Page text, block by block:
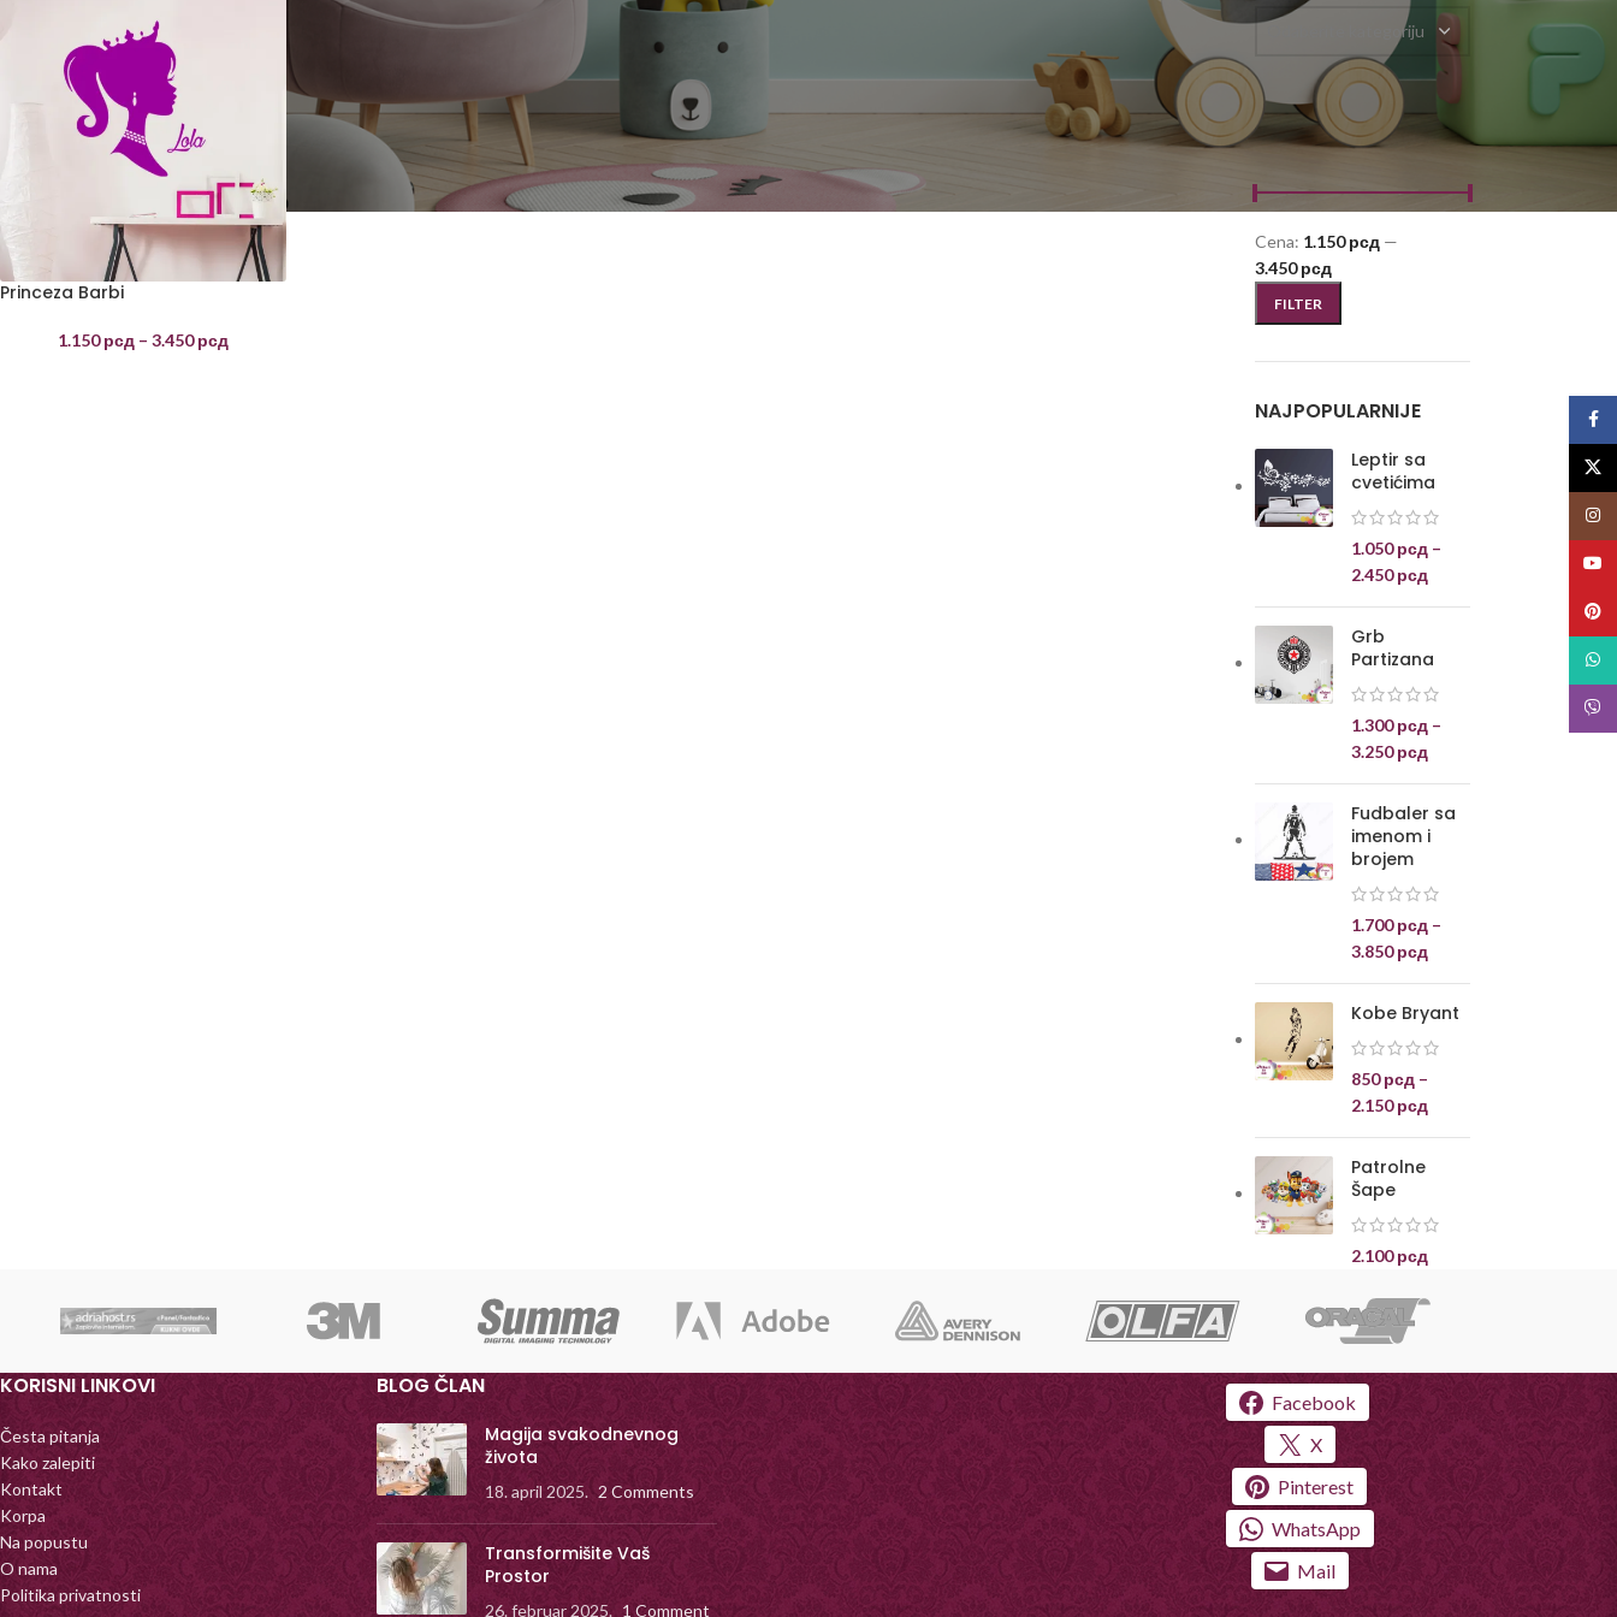
Princeza Barbi
1.150рсд – 3.450рсд
Odaberite kategoriju
FILTRIRAJ PO CENI
FILTER
Cena: 1.150 рсд —
3.450 рсд
NAJPOPULARNIJE
Leptir sa
cvetićima
1.050рсд –
2.450рсд
Grb
Partizana
1.300рсд –
3.250рсд
Fudbaler sa
imenom i
brojem
1.700рсд –
3.850рсд
Kobe Bryant
850рсд –
2.150рсд
Patrolne
Šape
2.100рсд
KORISNI LINKOVI
Česta pitanja
Kako zalepiti
Kontakt
Korpa
Na popustu
O nama
Politika privatnosti
BLOG ČLAN
Magija svakodnevnog
života
18. april 2025. 2 Comments
Transformišite Vaš
Prostor
26. februar 2025. 1 Comment
Facebook
X
Pinterest
WhatsApp
Mail
Viber